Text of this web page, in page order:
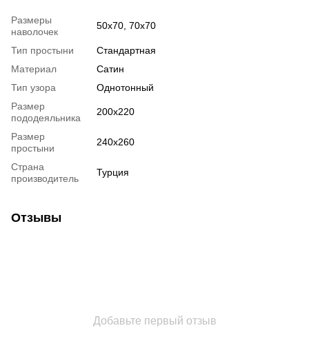
Размеры
наволочек
50х70, 70х70
Тип простыни
Стандартная
Материал
Сатин
Тип узора
Однотонный
Размер
пододеяльника
200х220
Размер
простыни
240х260
Страна
производитель
Турция
Отзывы
Добавьте первый отзыв